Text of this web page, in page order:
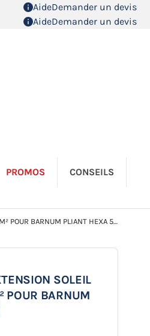
AideDemander un devis
AideDemander un devis
PROMOS CONSEILS
BARNUM PLIANT HEXA 55MM
SOLEIL
POUR BARNUM